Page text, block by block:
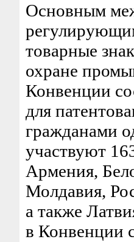
Основным
товарные
охране
Конвенции
для
гражданами
участвуют
Армения,
Молдавия,
а также
в Конвенции